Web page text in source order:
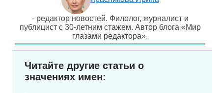
- редактор новостей. Филолог, журналист и
публицист с 30-летним стажем. Автор блога «Мир
глазами редактора».
Читайте другие статьи о
значениях имен: